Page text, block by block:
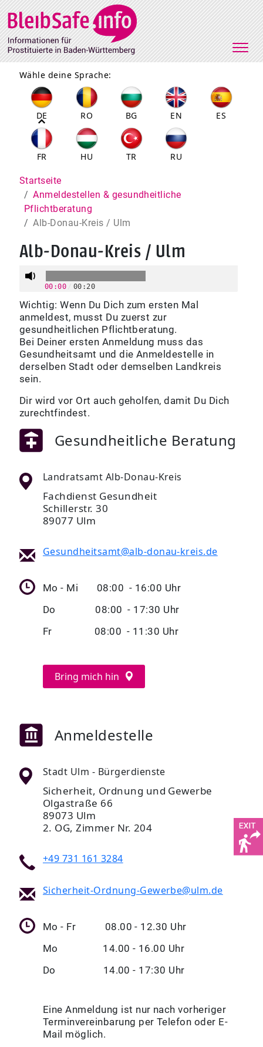
Direkt zum Inhalt
Wähle deine Sprache:
DE RO BG EN ES
FR HU TR RU
Pfadnavigation
Startseite
Anmeldestellen & gesundheitliche
Pflichtberatung
Alb-Donau-Kreis / Ulm
Alb-Donau-Kreis / Ulm
00:00 00:20
Wichtig: Wenn Du Dich zum ersten Mal
anmeldest, musst Du zuerst zur
gesundheitlichen Pflichtberatung.
Bei Deiner ersten Anmeldung muss das
Gesundheitsamt und die Anmeldestelle in
derselben Stadt oder demselben Landkreis
sein.
Dir wird vor Ort auch geholfen, damit Du Dich
zurechtfindest.
Gesundheitliche Beratung
Landratsamt Alb-Donau-Kreis
Fachdienst Gesundheit
Schillerstr. 30
89077 Ulm
Gesundheitsamt@alb-donau-kreis.de
Mo - Mi 08:00 - 16:00 Uhr
Do 08:00 - 17:30 Uhr
Fr 08:00 - 11:30 Uhr
Bring mich hin
Anmeldestelle
Stadt Ulm - Bürgerdienste
Sicherheit, Ordnung und Gewerbe
Olgastraße 66
89073 Ulm
2. OG, Zimmer Nr. 204
+49 731 161 3284
Sicherheit-Ordnung-Gewerbe@ulm.de
Mo - Fr 08.00 - 12.30 Uhr
Mo 14.00 - 16.00 Uhr
Do 14.00 - 17:30 Uhr
Eine Anmeldung ist nur nach vorheriger
Terminvereinbarung per Telefon oder E-
Mail möglich.